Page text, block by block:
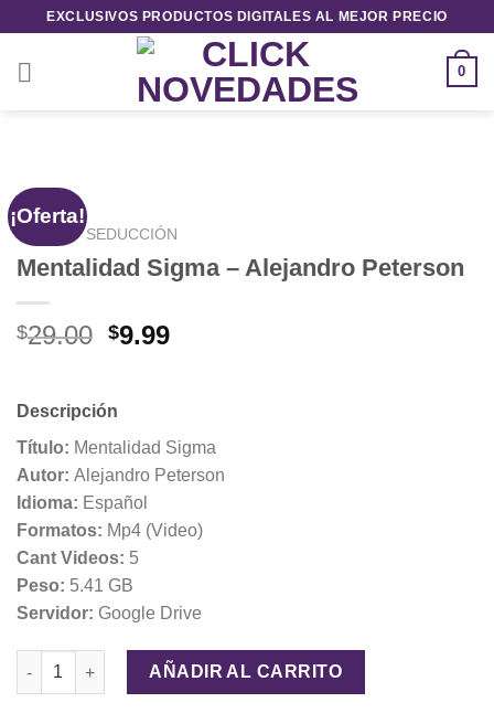
contenido
EXCLUSIVOS PRODUCTOS DIGITALES AL MEJOR PRECIO
0
¡Oferta!
INICIO / SEDUCCIÓN
Mentalidad Sigma – Alejandro Peterson
$29.00 El
era:
$29.00.
$9.99El
$9.99.
Descripción
Título: Mentalidad Sigma
Autor: Alejandro Peterson
Idioma: Español
Formatos: Mp4 (Video)
Cant Videos: 5
Peso: 5.41 GB
Servidor: Google Drive
Mentalidad Sigma – Alejandro Peterson cantidad
AÑADIR AL CARRITO